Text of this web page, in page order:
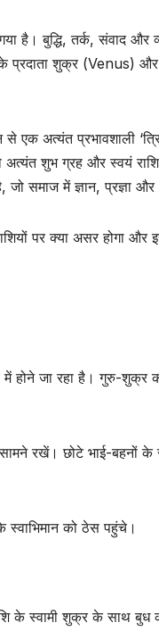
है। बुद्धि, तर्क, संवाद
प्रदाता शुक्र (Venus)
प्रभावशाली
शुभ ग्रह और स्वयं
समाज में ज्ञान, प्रज्ञा और
पर क्या असर होगा
में होने जा रहा है। गुरु-
रखें। छोटे भाई-बहनों के
को ठेस पहुंचे।
स्वामी शुक्र के साथ बुध